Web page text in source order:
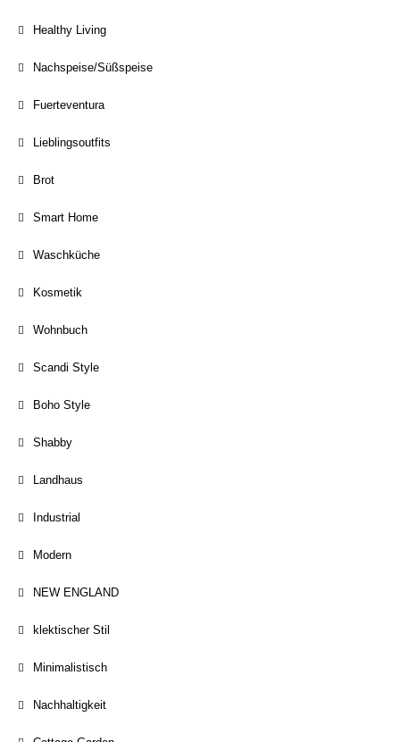
Healthy Living
Nachspeise/Süßspeise
Fuerteventura
Lieblingsoutfits
Brot
Smart Home
Waschküche
Kosmetik
Wohnbuch
Scandi Style
Boho Style
Shabby
Landhaus
Industrial
Modern
NEW ENGLAND
klektischer Stil
Minimalistisch
Nachhaltigkeit